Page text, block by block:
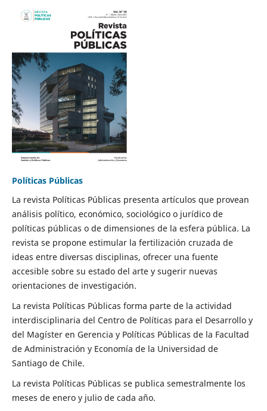
Políticas Públicas
La revista Políticas Públicas presenta artículos que provean
análisis político, económico, sociológico o jurídico de
políticas públicas o de dimensiones de la esfera pública. La
revista se propone estimular la fertilización cruzada de
ideas entre diversas disciplinas, ofrecer una fuente
accesible sobre su estado del arte y sugerir nuevas
orientaciones de investigación.
La revista Políticas Públicas forma parte de la actividad
interdisciplinaria del Centro de Políticas para el Desarrollo y
del Magíster en Gerencia y Políticas Públicas de la Facultad
de Administración y Economía de la Universidad de
Santiago de Chile.
La revista Políticas Públicas se publica semestralmente los
meses de enero y julio de cada año.